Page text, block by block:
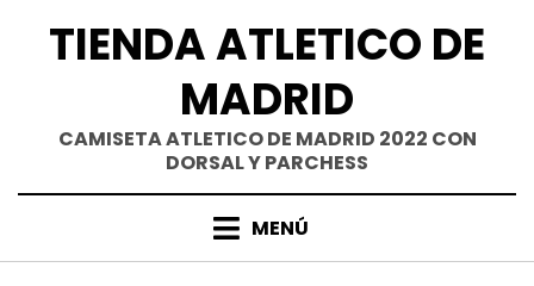
TIENDA ATLETICO DE
MADRID
CAMISETA ATLETICO DE MADRID 2022 CON
DORSAL Y PARCHESS
MENÚ